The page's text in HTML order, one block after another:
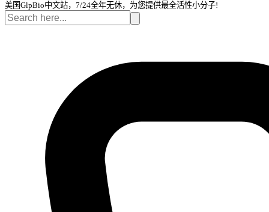
美国GlpBio中文站，7/24全年无休，为您提供最全活性小分子!